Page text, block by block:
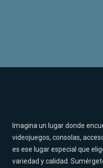
Imagina un lugar donde
videojuegos, consolas,
es ese lugar especial que
variedad y calidad.